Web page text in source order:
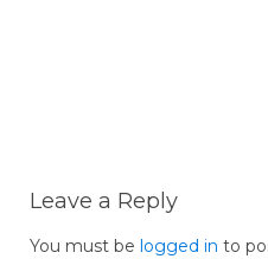
Leave a Reply
You must be logged in to